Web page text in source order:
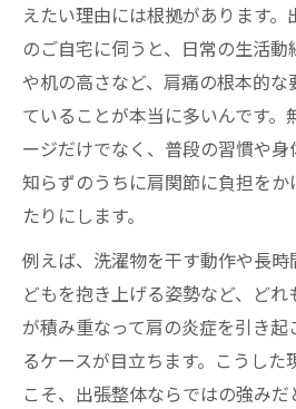
えたい理由には根拠があります
のご自宅に伺うと、日常の生活
や机の高さなど、肩痛の根本的
ていることが本当に多いんです。
ージだけでなく、普段の習慣や
知らずのうちに肩関節に負担をか
たりにします。
例えば、洗濯物を干す動作や長
どもを抱き上げる姿勢など、どれ
が積み重なって肩の炎症を引き起
るケースが目立ちます。こうした
こそ、出張整体ならではの強みだ